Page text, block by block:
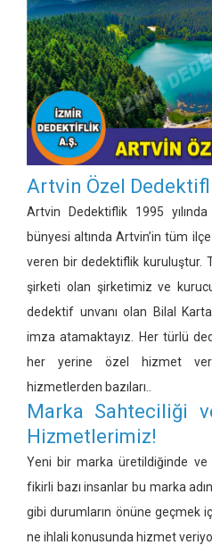
Artvin Özel
Artvin Dedektiflik 1995
bünyesi altında Artvin’in tüm
veren bir dedektiflik kuruluştur.
şirketi olan şirketimiz ve
dedektif unvanı olan Bilal
imza atamaktayız. Her türlü
her yerine özel hizmet
hizmetlerden bazıları..
Marka Sahteciliği
Hizmetlerimiz!
Yeni bir marka üretildiğinde
fikirli bazı insanlar bu marka
gibi durumların önüne geçmek
ne ihlali konusunda hizmet